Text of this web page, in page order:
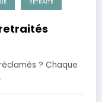
RETRAITE
retraités
? Chaque